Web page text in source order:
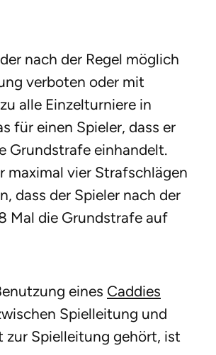
nach der Regel möglich
verboten oder mit
alle Einzelturniere in
für einen Spieler, dass er
Grundstrafe einhandelt.
maximal vier Strafschlägen
dass der Spieler nach der
Mal die Grundstrafe auf
eines Caddies
Spielleitung und
zur Spielleitung gehört, ist